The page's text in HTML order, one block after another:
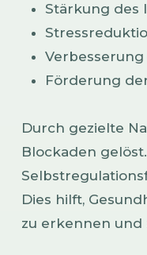
Stärkung des
Förderung
Durch gezielte
Blockaden
Dies hilft,
zu erkennen und